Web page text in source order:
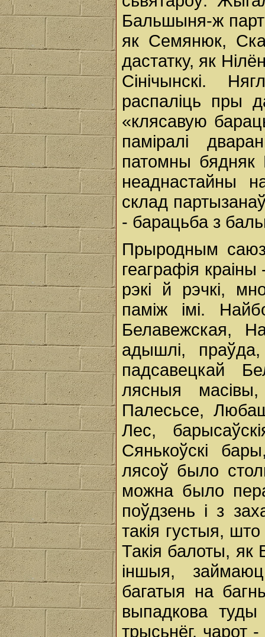
Бальшыня-ж
як Семянюк,
дастатку, як
Сінічынскі.
распаліць пры
«клясавую
паміралі
патомны бядняк
неаднастайны
склад
- барацьба з
Прыродным
геаграфія
рэкі й рэчкі,
паміж імі.
Белавежская,
адышлі,
падсавецкай
лясныя
Палесьсе,
Лес,
Сянькоўскі
лясоў было
можна было
поўдзень i з
такія густыя,
Такія балоты,
іншыя,
багатыя на
выпадкова туды
трысьнёг, чарот